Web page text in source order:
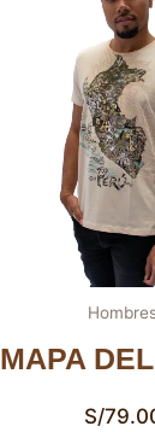
MAPA
S/